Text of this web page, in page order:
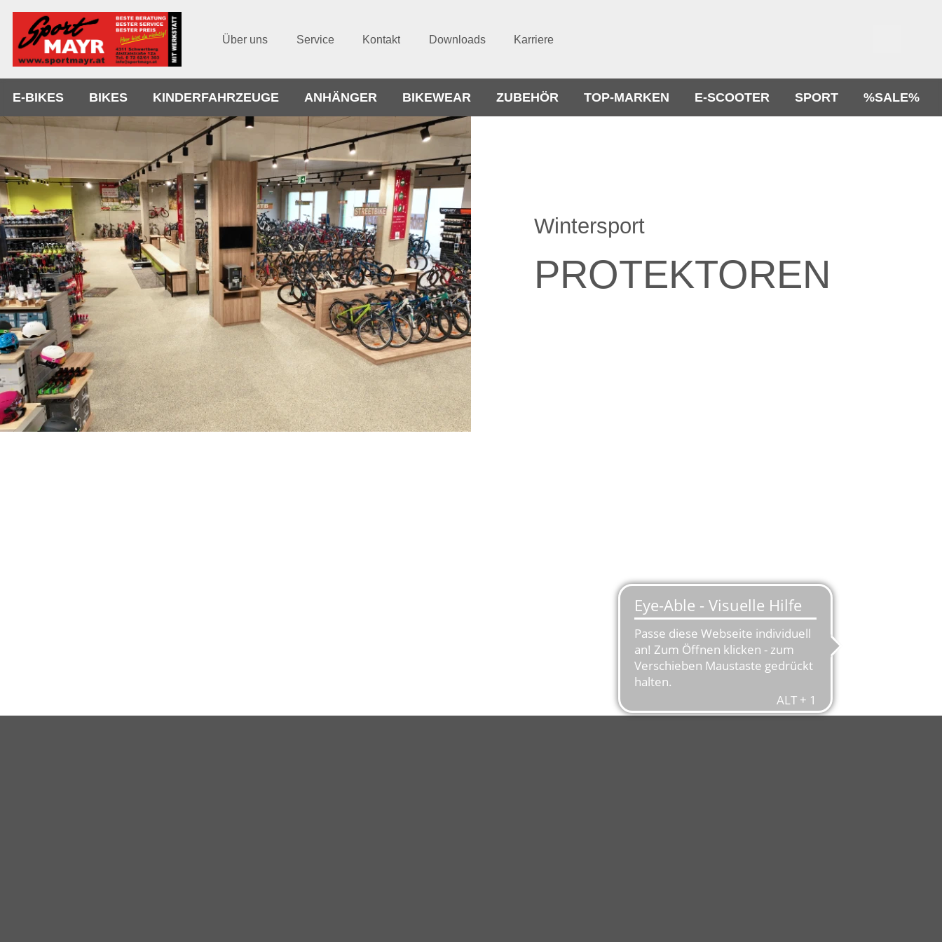
Über uns Service Kontakt Downloads Karriere
E-BIKES BIKES KINDERFAHRZEUGE ANHÄNGER BIKEWEAR ZUBEHÖR TOP-MARKEN E-SCOOTER SPORT %SALE%
Wintersport
PROTEKTOREN